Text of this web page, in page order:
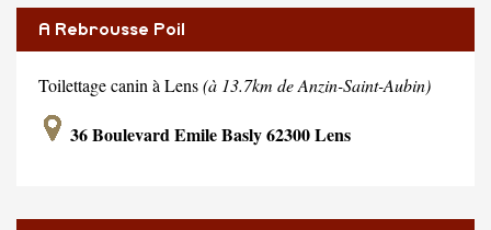
A Rebrousse Poil
Toilettage canin à Lens(à 13.7km de Anzin-Saint-Aubin)
36 Boulevard Emile Basly 62300 Lens